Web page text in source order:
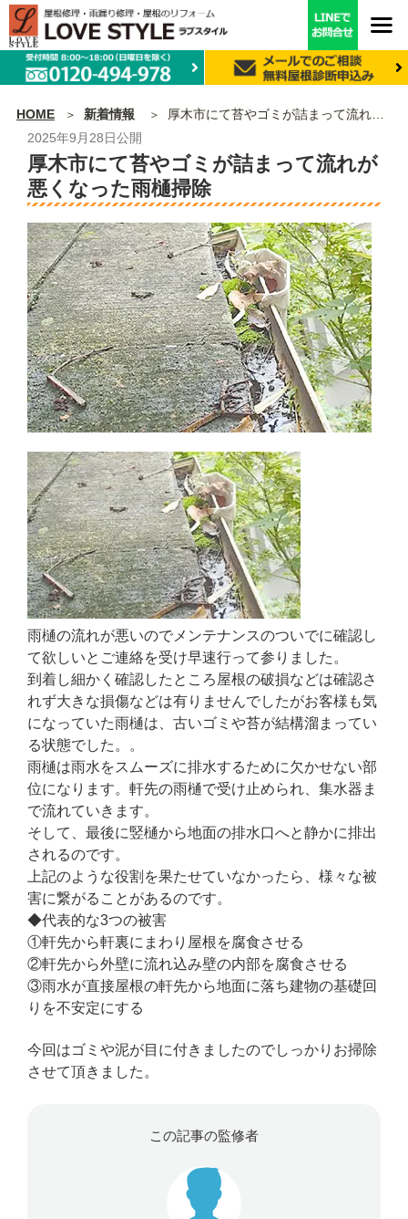
HOME 新着情報
厚木市にて苔やゴミが詰まって流れが悪くなった雨樋掃除
2025年9月28日公開
厚木市にて苔やゴミが詰まって流れが
悪くなった雨樋掃除
雨樋の流れが悪いのでメンテナンスのついでに確認し
て欲しいとご連絡を受け早速行って参りました。
到着し細かく確認したところ屋根の破損などは確認さ
れず大きな損傷などは有りませんでしたがお客様も気
になっていた雨樋は、古いゴミや苔が結構溜まってい
る状態でした。。
雨樋は雨水をスムーズに排水するために欠かせない部
位になります。軒先の雨樋で受け止められ、集水器ま
で流れていきます。
そして、最後に竪樋から地面の排水口へと静かに排出
されるのです。
上記のような役割を果たせていなかったら、様々な被
害に繋がることがあるのです。
◆代表的な3つの被害
①軒先から軒裏にまわり屋根を腐食させる
②軒先から外壁に流れ込み壁の内部を腐食させる
③雨水が直接屋根の軒先から地面に落ち建物の基礎回
りを不安定にする
今回はゴミや泥が目に付きましたのでしっかりお掃除
させて頂きました。
この記事の監修者